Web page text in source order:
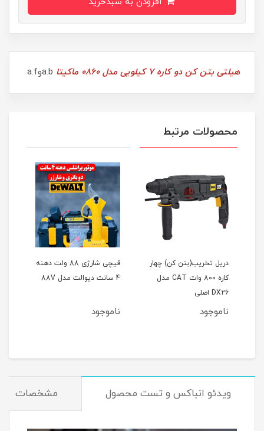
هیلتی بتن کن دو کاره 7 کیلویی مدل 0860 ماکیتا a.bوa.f
محصولات مرتبط
دریل تخریب(بتن کن) چهار
کاره 800 وات CAT مدل
DX26 اصلی
ناموجود
قیچی شارژی 88 ولت دهنه
4 سانت دیوالت مدل 88V
ناموجود
ویدئو انباکس و تست محصول مشخصات